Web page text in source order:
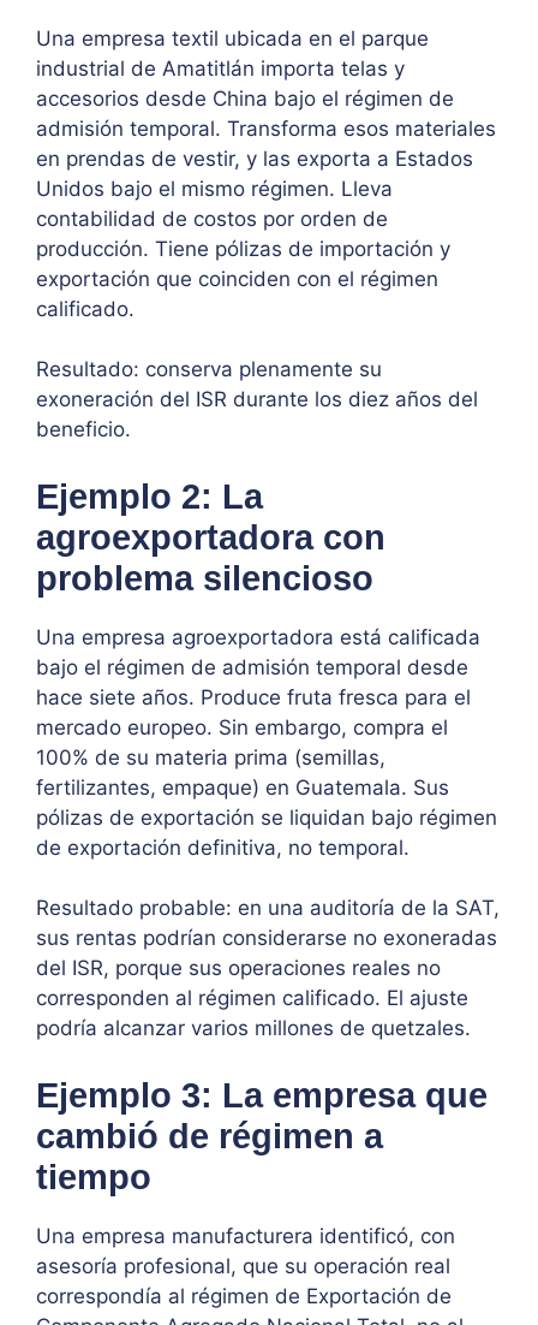
Una empresa textil ubicada en el parque
industrial de Amatitlán importa telas y
accesorios desde China bajo el régimen de
admisión temporal. Transforma esos materiales
en prendas de vestir, y las exporta a Estados
Unidos bajo el mismo régimen. Lleva
contabilidad de costos por orden de
producción. Tiene pólizas de importación y
exportación que coinciden con el régimen
calificado.
Resultado: conserva plenamente su
exoneración del ISR durante los diez años del
beneficio.
Ejemplo 2: La
agroexportadora con
problema silencioso
Una empresa agroexportadora está calificada
bajo el régimen de admisión temporal desde
hace siete años. Produce fruta fresca para el
mercado europeo. Sin embargo, compra el
100% de su materia prima (semillas,
fertilizantes, empaque) en Guatemala. Sus
pólizas de exportación se liquidan bajo régimen
de exportación definitiva, no temporal.
Resultado probable: en una auditoría de la SAT,
sus rentas podrían considerarse no exoneradas
del ISR, porque sus operaciones reales no
corresponden al régimen calificado. El ajuste
podría alcanzar varios millones de quetzales.
Ejemplo 3: La empresa que
cambió de régimen a
tiempo
Una empresa manufacturera identificó, con
asesoría profesional, que su operación real
correspondía al régimen de Exportación de